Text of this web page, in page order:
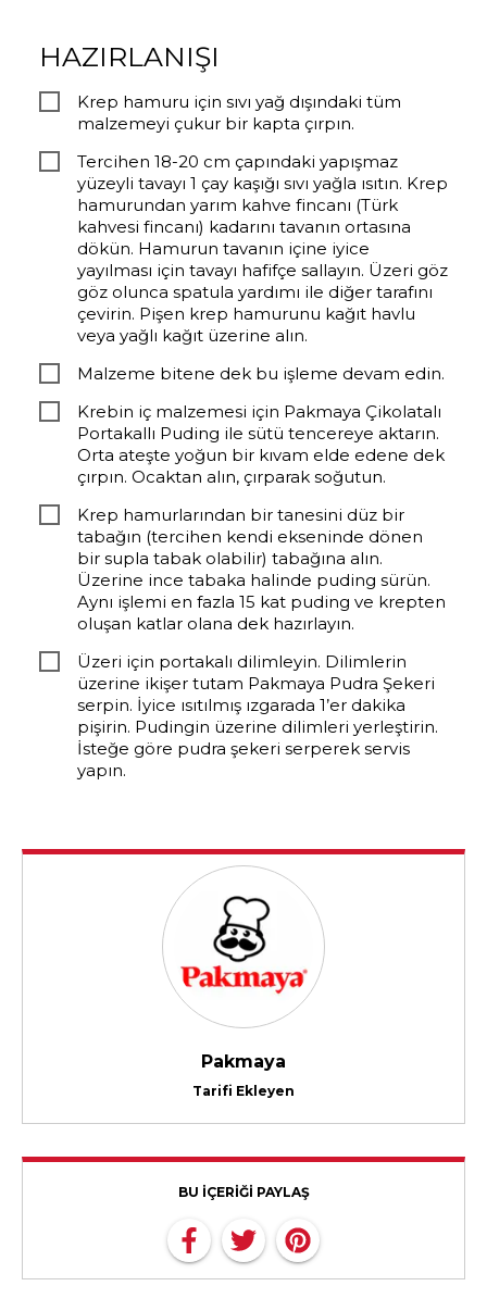
HAZIRLANIŞI
Krep hamuru için sıvı yağ dışındaki tüm
malzemeyi çukur bir kapta çırpın.
Tercihen 18-20 cm çapındaki yapışmaz
yüzeyli tavayı 1 çay kaşığı sıvı yağla ısıtın. Krep
hamurundan yarım kahve fincanı (Türk
kahvesi fincanı) kadarını tavanın ortasına
dökün. Hamurun tavanın içine iyice
yayılması için tavayı hafifçe sallayın. Üzeri göz
göz olunca spatula yardımı ile diğer tarafını
çevirin. Pişen krep hamurunu kağıt havlu
veya yağlı kağıt üzerine alın.
Malzeme bitene dek bu işleme devam edin.
Krebin iç malzemesi için Pakmaya Çikolatalı
Portakallı Puding ile sütü tencereye aktarın.
Orta ateşte yoğun bir kıvam elde edene dek
çırpın. Ocaktan alın, çırparak soğutun.
Krep hamurlarından bir tanesini düz bir
tabağın (tercihen kendi ekseninde dönen
bir supla tabak olabilir) tabağına alın.
Üzerine ince tabaka halinde puding sürün.
Aynı işlemi en fazla 15 kat puding ve krepten
oluşan katlar olana dek hazırlayın.
Üzeri için portakalı dilimleyin. Dilimlerin
üzerine ikişer tutam Pakmaya Pudra Şekeri
serpin. İyice ısıtılmış ızgarada 1’er dakika
pişirin. Pudingin üzerine dilimleri yerleştirin.
İsteğe göre pudra şekeri serperek servis
yapın.
Pakmaya
Tarifi Ekleyen
BU İÇERİĞİ PAYLAŞ